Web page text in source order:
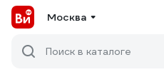
Москва
Поиск в каталоге